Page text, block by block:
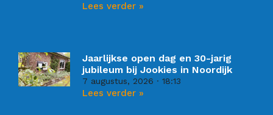
Lees verder »
Jaarlijkse open dag en 30-jarig
jubileum bij Jookies in Noordijk
7 augustus, 2026 18:13
Lees verder »